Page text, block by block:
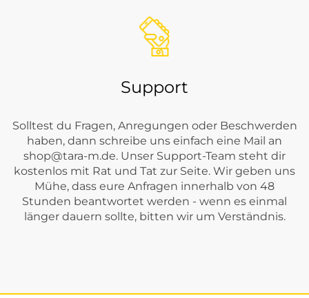
Support
Solltest du Fragen, Anregungen oder Beschwerden
haben, dann schreibe uns einfach eine Mail an
shop@tara-m.de. Unser Support-Team steht dir
kostenlos mit Rat und Tat zur Seite. Wir geben uns
Mühe, dass eure Anfragen innerhalb von 48
Stunden beantwortet werden - wenn es einmal
länger dauern sollte, bitten wir um Verständnis.